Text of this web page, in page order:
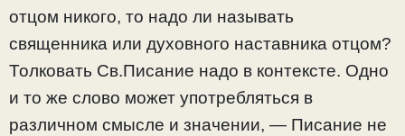
отцом никого, то надо ли называть
священника или духовного наставника отцом?
Толковать Св.Писание надо в контексте. Одно
и то же слово может употребляться в
различном смысле и значении, — Писание не